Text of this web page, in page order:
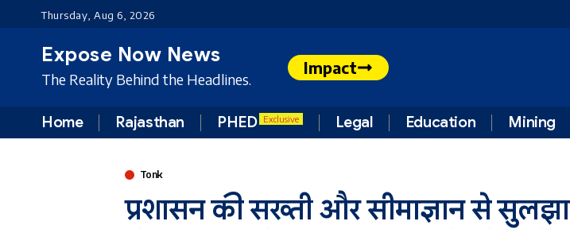
Thursday, Aug 6, 2026
Expose Now News
The Reality Behind the Headlines.
Impact
Home Rajasthan PHED Exclusive Legal Education Mining
Tonk
प्रशासन की सख्ती और सीमाज्ञान से सुलझा